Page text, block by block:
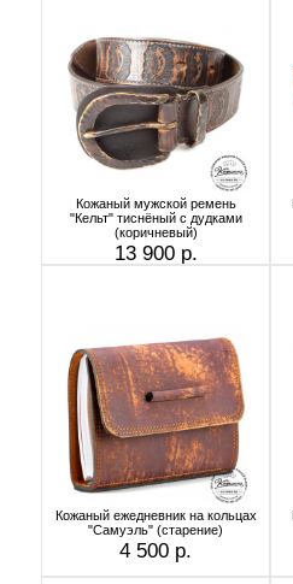
Кожаный мужской ремень
"Кельт" тиснёный с дудками
(коричневый)
13 900 р.
Кожаный ежедневник на кольцах
"Самуэль" (старение)
4 500 р.